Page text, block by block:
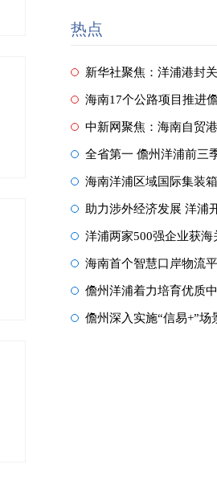
热点
新华社聚焦：洋浦港封
海南17个公路项目推进
中新网聚焦：海南自贸港航运开
全省第一 儋州洋浦前三季
海南洋浦区域国际集装箱枢纽港扩建工
助力涉外经济发展 洋浦开展跨
洋浦两家500强企业获
海南首个智慧口岸物流
儋州洋浦着力培育优质
儋州深入实施“信易+”场